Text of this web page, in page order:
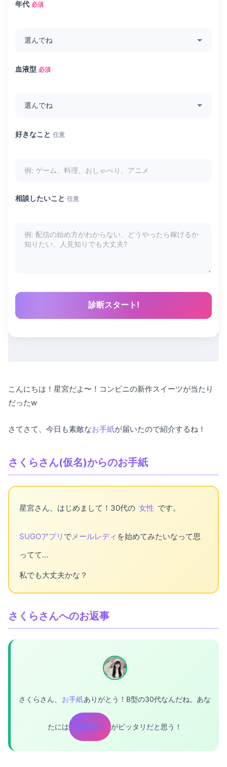
年代 必須
血液型 必須
好きなこと 任意
相談したいこと 任意
診断スタート!
こんにちは！星宮だよ〜！コンビニの新作スイーツが当たり
だったw
さてさて、今日も素敵なお手紙が届いたので紹介するね！
さくらさん(仮名)からのお手紙
星宮さん、はじめまして！30代の 女性 です。
SUGOアプリ でメールレディ を始めてみたいなって思
ってて…
私でも大丈夫かな？
さくらさんへのお返事
さくらさん、 お手紙ありがとう！B型の30代なんだね。あな
たには 雑談DM がピッタリだと思う！